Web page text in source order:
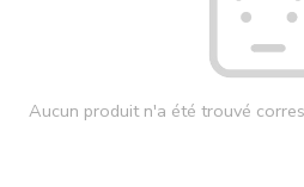
Aucun produit n'a été trouvé